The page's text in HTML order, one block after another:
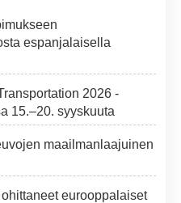
espanjalaisella
2026 -
15.–20. syyskuuta
maailmanlaajuinen
eurooppalaiset